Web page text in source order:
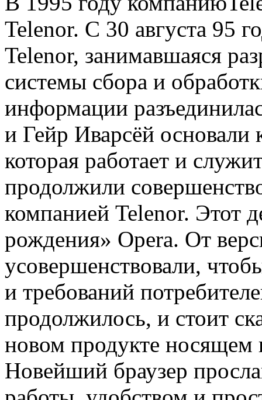
Telenor. C 30 августа 95
Telenor, занимавшаяся
системы сбора и
информации
и Гейр Иварсёй
которая работает и
продолжили
компанией Telenor. Этот
рождения» Opera. От
усовершенствовали,
и требований
продолжилось, и стоит
новом продукте носящем
Новейший браузер